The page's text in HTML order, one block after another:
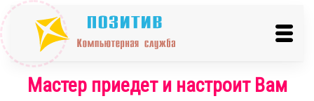
Мастер приедет и настроит Вам